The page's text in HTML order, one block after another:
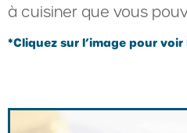
à cuisiner que vous
*Cliquez sur l’image pour